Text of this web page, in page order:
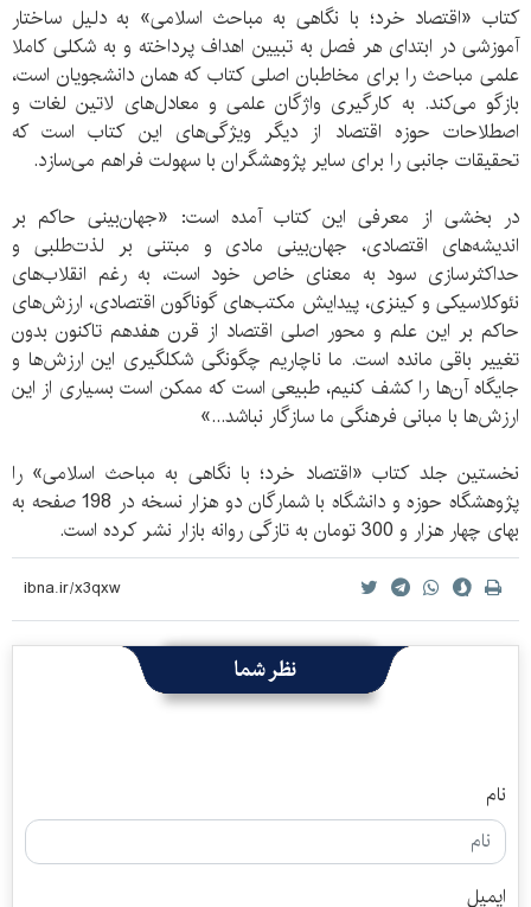
کتاب «اقتصاد خرد؛ با نگاهی به مباحث اسلامی» به دلیل ساختار
آموزشی در ابتدای هر فصل به تبیین اهداف پرداخته و به شکلی کاملا
علمی مباحث را برای مخاطبان اصلی‌ کتاب که همان دانشجویان‌ است،
بازگو می‌کند. به کارگیری واژگان علمی و معادل‌های لاتین لغات و
اصطلاحات حوزه اقتصاد از دیگر ویژگی‌های این کتاب است که
تحقیقات جانبی را برای سایر پژوهشگران با سهولت فراهم می‌سازد.
در بخشی از معرفی این کتاب آمده است: «جهان‌بینی حاکم بر
اندیشه‌های اقتصادی، جهان‌بینی مادی و مبتنی بر لذت‌طلبی و
حداکثرسازی سود به معنای خاص خود است، به رغم انقلاب‌های
نئوکلاسیکی و کینزی، پیدایش مکتب‌های گوناگون اقتصادی، ارزش‌های
حاکم بر این علم و محور اصلی اقتصاد از قرن هفدهم تاکنون بدون
تغییر باقی مانده است. ما ناچاریم چگونگی شکلگیری این ارزش‌ها و
جایگاه آن‌ها را کشف کنیم، طبیعی است که ممکن است بسیاری از این
ارزش‌ها با مبانی فرهنگی ما سازگار نباشد...»
نخستین جلد کتاب «اقتصاد خرد؛ با نگاهی به مباحث اسلامی» را
پژوهشگاه حوزه و دانشگاه با شمارگان دو هزار نسخه در 198 صفحه به
بهای چهار هزار و 300 تومان به تازگی روانه بازار نشر کرده است.
نظر شما
نام
ایمیل